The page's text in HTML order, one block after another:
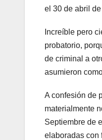
el 30 de abril
Increíble pero
probatorio,
de criminal a
asumieron
A confesión de
materialmente
Septiembre de
elaboradas con